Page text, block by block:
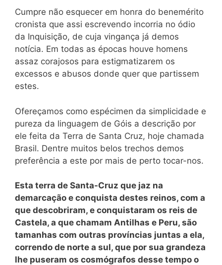
Cumpre não esquecer em honra do benemérito
cronista que assi escrevendo incorria no ódio
da Inquisição, de cuja vingança já demos
notícia. Em todas as épocas houve homens
assaz corajosos para estigmatizarem os
excessos e abusos donde quer que partissem
estes.
Ofereçamos como espécimen da simplicidade e
pureza da linguagem de Góis a descrição por
ele feita da Terra de Santa Cruz, hoje chamada
Brasil. Dentre muitos belos trechos demos
preferência a este por mais de perto tocar-nos.
Esta terra de Santa-Cruz que jaz na
demarcação e conquista destes reinos, com a
que descobriram, e conquistaram os reis de
Castela, a que chamam Antilhas e Peru, são
tamanhas com outras províncias juntas a ela,
correndo de norte a sul, que por sua grandeza
lhe puseram os cosmógrafos desse tempo o